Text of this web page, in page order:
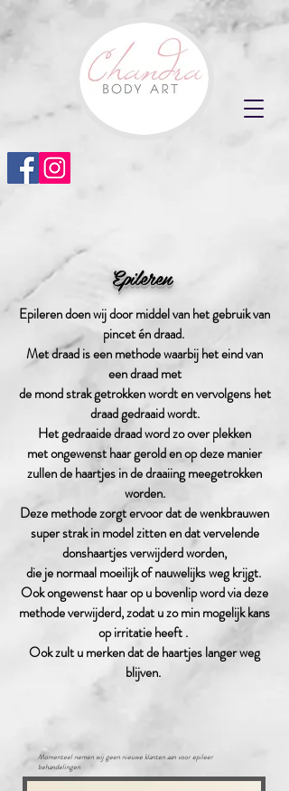
Epileren
Epileren doen wij door middel van het gebruik van
pincet én draad.
Met draad is een methode waarbij het eind van
een draad met
de mond strak getrokken wordt en vervolgens het
draad gedraaid wordt.
Het gedraaide draad word zo over plekken
met ongewenst haar gerold en op deze manier
zullen de haartjes in de draaiing meegetrokken
worden.
Deze methode zorgt ervoor dat de wenkbrauwen
super strak in model zitten en dat vervelende
donshaartjes verwijderd worden,
die je normaal moeilijk of nauwelijks weg krijgt.
Ook ongewenst haar op u bovenlip word via deze
methode verwijderd, zodat u zo min mogelijk kans
op irritatie heeft .
Ook zult u merken dat de haartjes langer weg
blijven.
Momenteel nemen wij geen nieuwe klanten aan voor epileer
behandelingen